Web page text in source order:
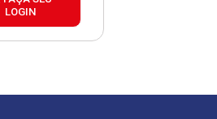
LOGIN